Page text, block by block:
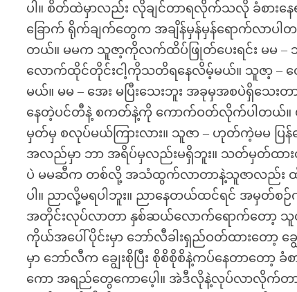
ပါ။ စိတ်ထဲမှာလည်း လိုချင်တာရလိုက်သလို ခံစားနေရပါ
ခြောက် ရိုက်ချက်တွေက အချိန်မှန်မှန်ရောက်လာပါတ
တယ်။ မမက သူဇာ့ကိုလက်ထိပ်ဖြုတ်ပေးရင်း မမ –
လောက်ထိုင်တိုင်းငါ့ကိုသတိရနေလိမ့်မယ်။ သူဇာ့ – တ
မယ်။ မမ – အေး မပြီးသေးဘူး အခုမှအစပဲရှိသေး
နေတဲ့ပင်တီနဲ့ စကတ်နဲ့ကို ကောက်ဝတ်လိုက်ပါတယ်။ မ
မှတ်မှ စလုပ်မယ်ကြားလား။ သူဇာ – ဟုတ်ကဲ့မမ ပြ
အလည်မှာ ဘာ အရိပ်မှလည်းမရှိဘူး။ သတ်မှတ်ထားတဲ့
ပဲ မမဆီက တစ်လို့ အသံထွက်လာတာနဲ့သူဇာလည်း ထို
ပါ။ ညာလို့မရပါဘူး။ ညာနေတယ်ထင်ရင် အမှတ်
အတိုင်းလုပ်လာတာ နှစ်ဆယ်လောက်ရောက်တော့ သူဇာ ဒူ
ကိုယ်အပေါ်ပိုင်းမှာ ဘော်လီခါးရှည်ဝတ်ထားတော့ ချွ
မှာ ဘော်လီက ချွေးစိုပြီး စိုစိစိုစိနဲ့ကပ်နေတာတော့
ကော အရည်တွေကောပေ့ါ။ အဲဒီလိုနဲ့လုပ်လာလိုက်တ